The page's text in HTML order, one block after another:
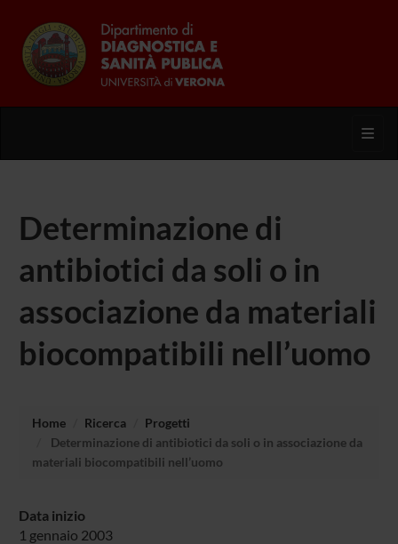
Determinazione di
antibiotici da soli o in
associazione da materiali
biocompatibili nell’uomo
Home Ricerca
Progetti
Determinazione di antibiotici da soli o in associazione da
materiali biocompatibili nell’uomo
Data inizio
1 gennaio 2003